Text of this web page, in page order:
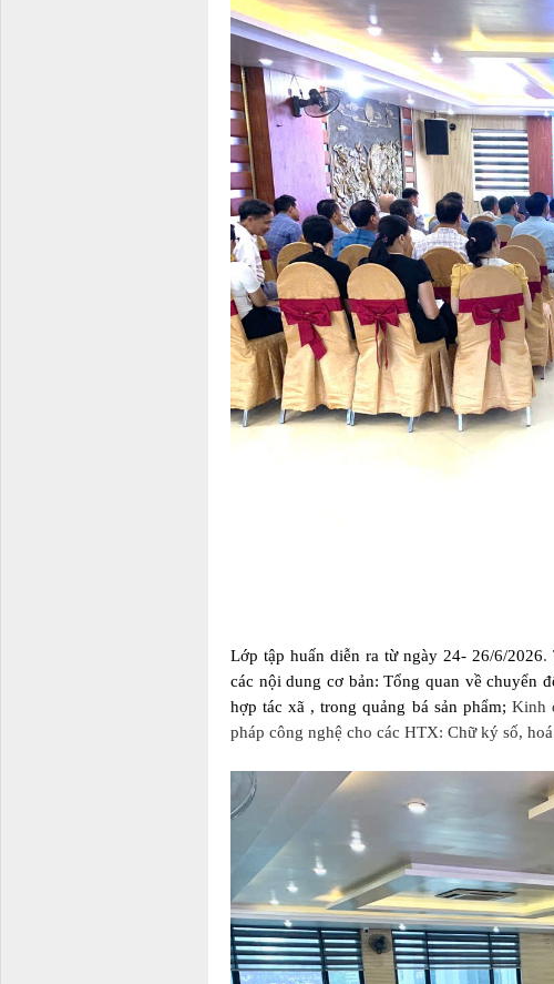
Lớp tập huấn diễn ra từ ngày 24- 26/6/2026.
các nội dung cơ bản: Tổng quan về chuyển
hợp tác xã , trong quảng bá sản phẩm; Kinh
pháp công nghệ cho các HTX: Chữ ký số,